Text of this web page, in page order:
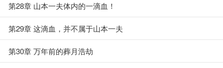
第28章 山本一夫体内的一滴血！
第29章 这滴血，并不属于山本一夫
第30章 万年前的葬月浩劫